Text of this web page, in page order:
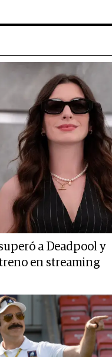
a Deadpool y
en streaming